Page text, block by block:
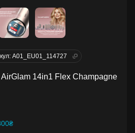
A01_EU01_114727
14in1 Flex Champagne